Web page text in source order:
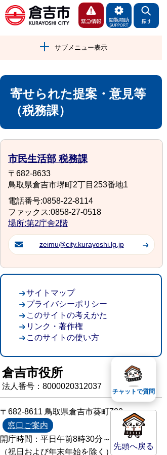
サブメニュー表示
寄せられた提案・意見等
（税務課）
市民生活部 税務課
〒682-8633
鳥取県倉吉市堺町2丁目253番地1
電話番号:0858-22-8114
ファックス:0858-27-0518
場所:第2庁舎2階
zeimu@city.kurayoshi.lg.jp
先頭へ戻る
サイトマップ
プライバシーポリシー
このサイトの考えかた
リンク・著作権
このサイトの使い方
倉吉市役所
法人番号：8000020312037
〒682-8611 鳥取県倉吉市葵町722
窓口ご案内
開庁時間：平日午前8時30分～午後5時15分
（祝日および年末年始を除く）
チャットで質問